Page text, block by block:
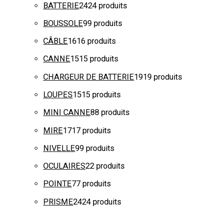
BATTERIE2424 produits
BOUSSOLE99 produits
CÂBLE1616 produits
CANNE1515 produits
CHARGEUR DE BATTERIE1919 produits
LOUPES1515 produits
MINI CANNE88 produits
MIRE1717 produits
NIVELLE99 produits
OCULAIRES22 produits
POINTE77 produits
PRISME2424 produits